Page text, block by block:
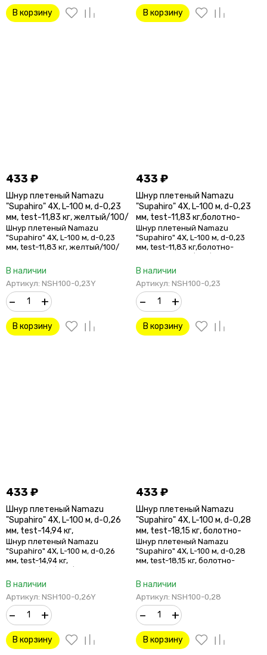
В корзину В корзину
433 ₽
Шнур плетеный Namazu
"Supahiro" 4Х, L-100 м, d-0,23
мм, test-11,83 кг, желтый/100/
Шнур плетеный Namazu
"Supahiro" 4Х, L-100 м, d-0,23
мм, test-11,83 кг, желтый/100/
В наличии
Артикул: NSH100-0,23Y
– +
В корзину
433₽
Шнур плетеный Namazu
"Supahiro" 4Х, L-100 м, d-0,23
мм, test-11,83 кг,болотно-
зеленый (мох)/100/
Шнур плетеный Namazu
"Supahiro" 4Х, L-100 м, d-0,23
мм, test-11,83 кг,болотно-
зеленый (мох)/100/
В наличии
Артикул: NSH100-0,23
– +
В корзину
433 ₽
Шнур плетеный Namazu
"Supahiro" 4Х, L-100 м, d-0,26
мм, test-14,94 кг,
желтый/100/300/
Шнур плетеный Namazu
"Supahiro" 4Х, L-100 м, d-0,26
мм, test-14,94 кг,
желтый/100/300/
В наличии
Артикул: NSH100-0,26Y
– +
В корзину
433₽
Шнур плетеный Namazu
"Supahiro" 4Х, L-100 м, d-0,28
мм, test-18,15 кг, болотно-
зеленый (мох)100/
Шнур плетеный Namazu
"Supahiro" 4Х, L-100 м, d-0,28
мм, test-18,15 кг, болотно-
зеленый (мох)100/
В наличии
Артикул: NSH100-0,28
– +
В корзину